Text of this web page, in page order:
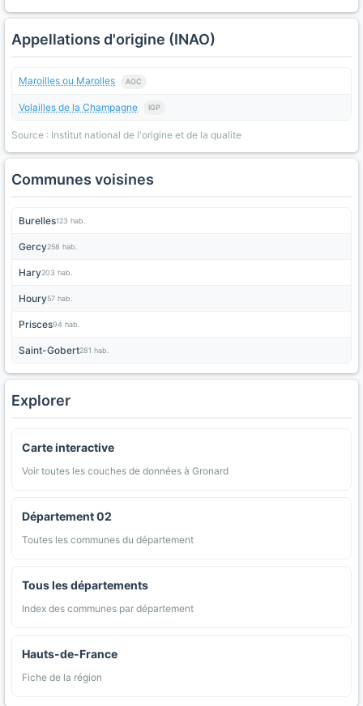
Appellations d'origine (INAO)
Maroilles ou Marolles AOC
Volailles de la Champagne IGP
Source : Institut national de l'origine et de la qualite
Communes voisines
Burelles123 hab.
Gercy258 hab.
Hary203 hab.
Houry57 hab.
Prisces94 hab.
Saint-Gobert281 hab.
Explorer
Carte interactive
Voir toutes les couches de données à Gronard
Département 02
Toutes les communes du département
Tous les départements
Index des communes par département
Hauts-de-France
Fiche de la région